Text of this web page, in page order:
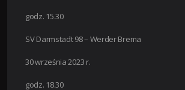
godz. 15.30
SV Darmstadt 98 – Werder Brema
30 września 2023 r.
godz. 18.30